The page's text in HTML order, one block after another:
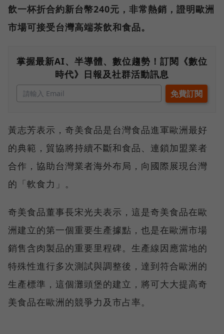
飲一杯折合約新台幣240元，非常熱銷，證明歐洲
市場可接受台灣高端茶飲和食品。
掌握最新AI、半導體、數位趨勢！訂閱《數位
時代》日報及社群活動訊息
黃志芳表示，奇美食品是台灣食品進軍歐洲最好
的典範，貿協將持續不斷和食品、連鎖加盟業者
合作，協助台灣業者海外布局，向國際展現台灣
的「軟食力」。
奇美食品董事長宋光夫表示，這是奇美食品在歐
洲建立的第一個重要生產據點，也是在歐洲市場
銷售含肉製品的重要里程碑。生產線因應當地的
特殊性進行多次測試與調整後，達到符合歐洲的
生產標準，這個灘頭堡的建立，將可大大提高奇
美食品在歐洲的競爭力及市占率。